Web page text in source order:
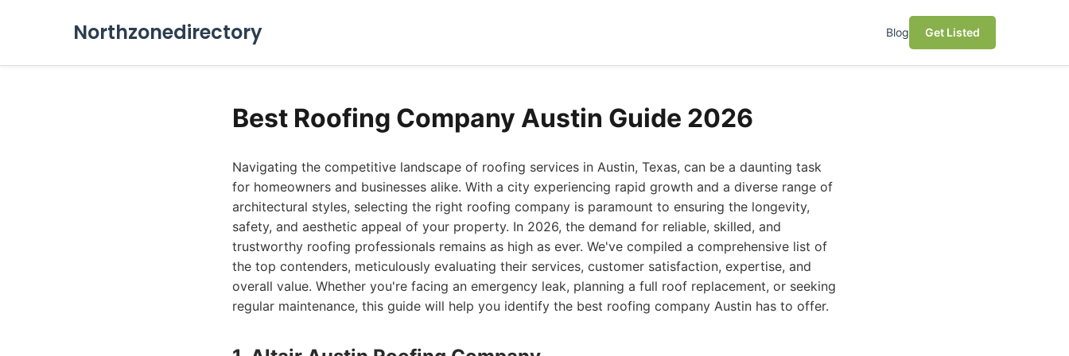
Northzonedirectory Blog Get Listed
Best Roofing Company Austin Guide 2026
Navigating the competitive landscape of roofing services in Austin, Texas, can be a daunting task
for homeowners and businesses alike. With a city experiencing rapid growth and a diverse range of
architectural styles, selecting the right roofing company is paramount to ensuring the longevity,
safety, and aesthetic appeal of your property. In 2026, the demand for reliable, skilled, and
trustworthy roofing professionals remains as high as ever. We've compiled a comprehensive list of
the top contenders, meticulously evaluating their services, customer satisfaction, expertise, and
overall value. Whether you're facing an emergency leak, planning a full roof replacement, or seeking
regular maintenance, this guide will help you identify the best roofing company Austin has to offer.